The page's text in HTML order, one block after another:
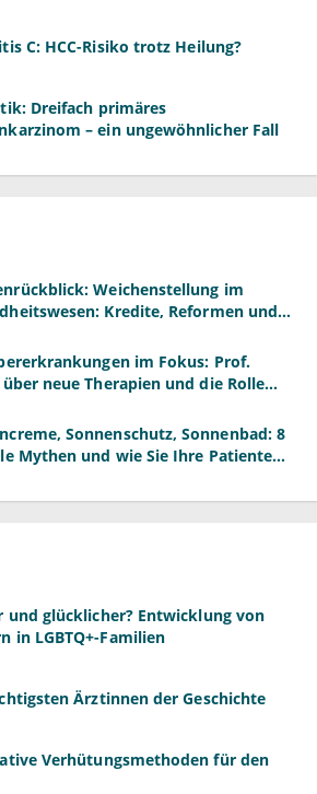
C: HCC-Risiko trotz Heilung?
Dreifach primäres
– ein ungewöhnlicher Fall
Weichenstellung im
Kredite, Reformen und
im Fokus: Prof.
neue Therapien und die Rolle
Sonnenschutz, Sonnenbad: 8
Mythen und wie Sie Ihre Patienten
und glücklicher? Entwicklung von
in LGBTQ+-Familien
Ärztinnen der Geschichte
Verhütungsmethoden für den